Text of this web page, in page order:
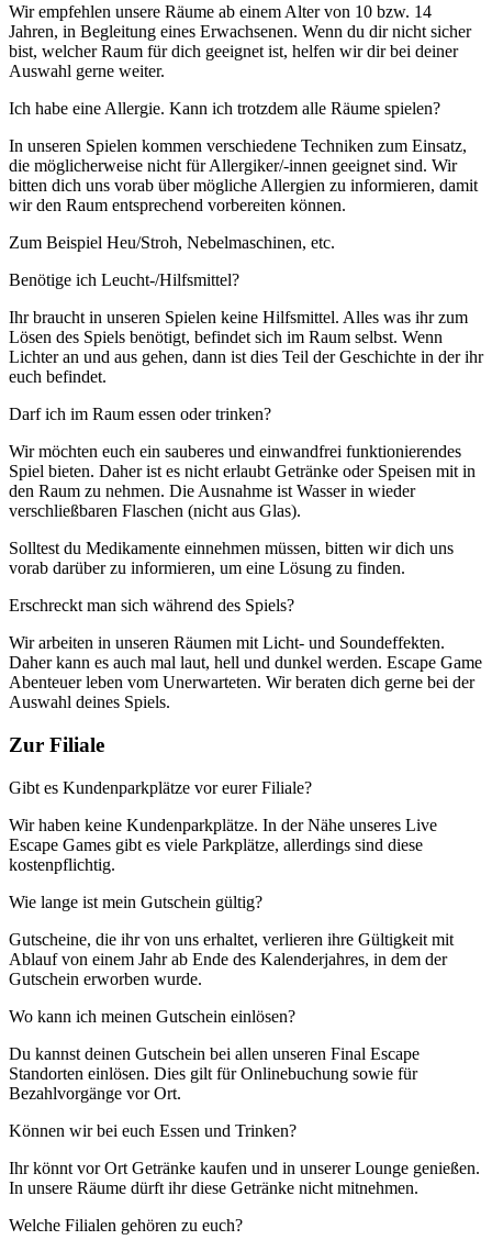
Wir empfehlen unsere Räume ab einem Alter von 10 bzw. 14
Jahren, in Begleitung eines Erwachsenen. Wenn du dir nicht sicher
bist, welcher Raum für dich geeignet ist, helfen wir dir bei deiner
Auswahl gerne weiter.
Ich habe eine Allergie. Kann ich trotzdem alle Räume spielen?
In unseren Spielen kommen verschiedene Techniken zum Einsatz,
die möglicherweise nicht für Allergiker/-innen geeignet sind. Wir
bitten dich uns vorab über mögliche Allergien zu informieren, damit
wir den Raum entsprechend vorbereiten können.
Zum Beispiel Heu/Stroh, Nebelmaschinen, etc.
Benötige ich Leucht-/Hilfsmittel?
Ihr braucht in unseren Spielen keine Hilfsmittel. Alles was ihr zum
Lösen des Spiels benötigt, befindet sich im Raum selbst. Wenn
Lichter an und aus gehen, dann ist dies Teil der Geschichte in der ihr
euch befindet.
Darf ich im Raum essen oder trinken?
Wir möchten euch ein sauberes und einwandfrei funktionierendes
Spiel bieten. Daher ist es nicht erlaubt Getränke oder Speisen mit in
den Raum zu nehmen. Die Ausnahme ist Wasser in wieder
verschließbaren Flaschen (nicht aus Glas).
Solltest du Medikamente einnehmen müssen, bitten wir dich uns
vorab darüber zu informieren, um eine Lösung zu finden.
Erschreckt man sich während des Spiels?
Wir arbeiten in unseren Räumen mit Licht- und Soundeffekten.
Daher kann es auch mal laut, hell und dunkel werden. Escape Game
Abenteuer leben vom Unerwarteten. Wir beraten dich gerne bei der
Auswahl deines Spiels.
Zur Filiale
Gibt es Kundenparkplätze vor eurer Filiale?
Wir haben keine Kundenparkplätze. In der Nähe unseres Live
Escape Games gibt es viele Parkplätze, allerdings sind diese
kostenpflichtig.
Wie lange ist mein Gutschein gültig?
Gutscheine, die ihr von uns erhaltet, verlieren ihre Gültigkeit mit
Ablauf von einem Jahr ab Ende des Kalenderjahres, in dem der
Gutschein erworben wurde.
Wo kann ich meinen Gutschein einlösen?
Du kannst deinen Gutschein bei allen unseren Final Escape
Standorten einlösen. Dies gilt für Onlinebuchung sowie für
Bezahlvorgänge vor Ort.
Können wir bei euch Essen und Trinken?
Ihr könnt vor Ort Getränke kaufen und in unserer Lounge genießen.
In unsere Räume dürft ihr diese Getränke nicht mitnehmen.
Welche Filialen gehören zu euch?